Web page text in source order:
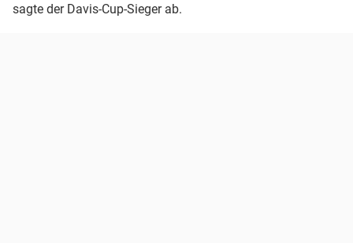
sagte der Davis-Cup-Sieger ab.